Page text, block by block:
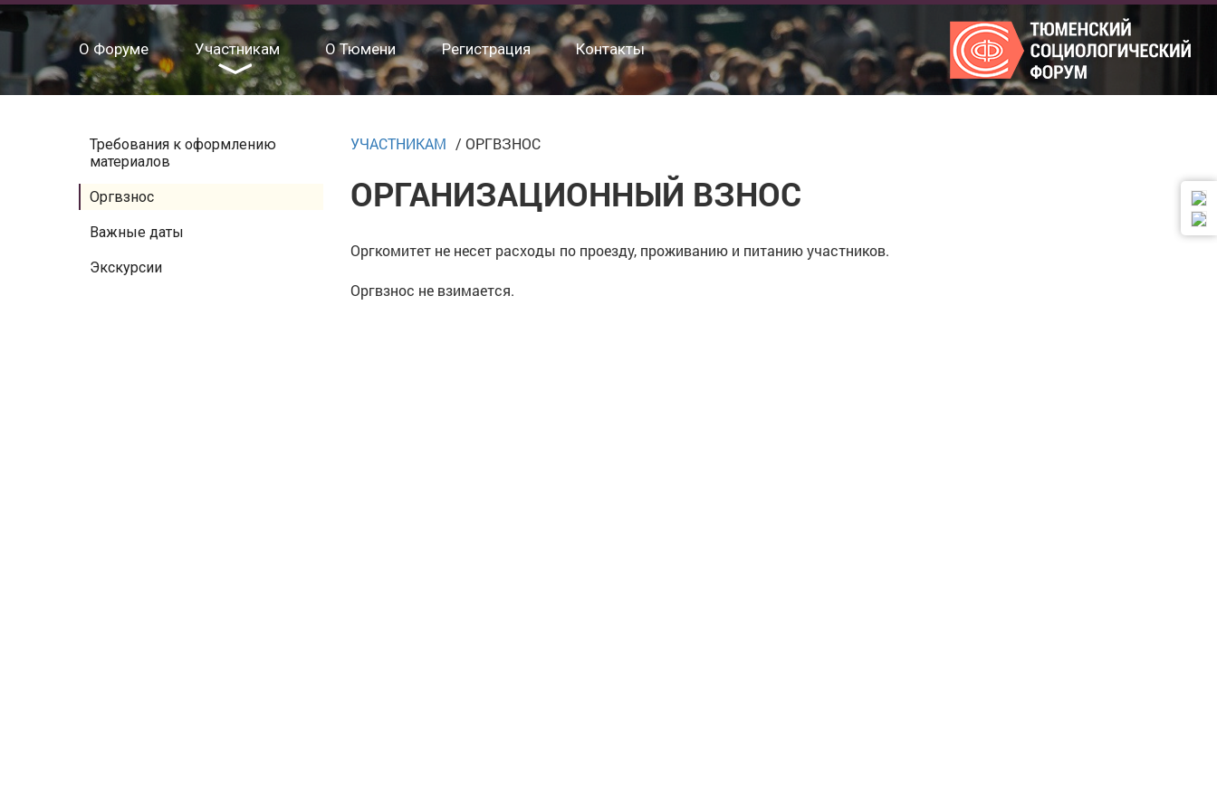
О Форуме Участникам О Тюмени Регистрация Контакты
Требования к оформлению
материалов
Оргвзнос
Важные даты
Экскурсии
УЧАСТНИКАМ / ОРГВЗНОС
ОРГАНИЗАЦИОННЫЙ ВЗНОС
Оргкомитет не несет расходы по проезду, проживанию и питанию участников.
Оргвзнос не взимается.